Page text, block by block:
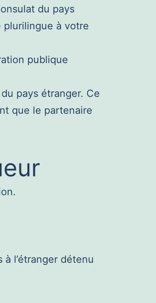
du pays
plurilingue à votre
publique
pays étranger. Ce
que le partenaire
l’étranger détenu